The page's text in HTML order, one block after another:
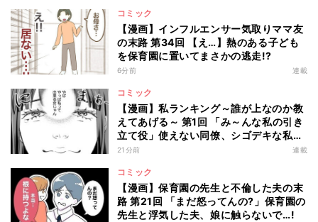
コミック
【漫画】インフルエンサー気取りママ友
の末路 第34回 【え…】熱のある子ども
を保育園に置いてまさかの逃走!?
6分前 連載
コミック
【漫画】私ランキング～誰が上なのか教
えてあげる～ 第1回 「み～んな私の引き
立て役」使えない同僚、シゴデキな私
は…
21分前 連載
コミック
【漫画】保育園の先生と不倫した夫の末
路 第21回 「まだ怒ってんの?」保育園の
先生と浮気した夫、娘に触らないで…!